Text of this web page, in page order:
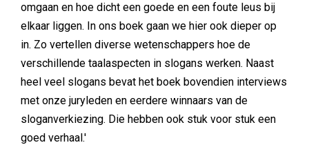
omgaan en hoe dicht een goede en een foute leus bij
elkaar liggen. In ons boek gaan we hier ook dieper op
in. Zo vertellen diverse wetenschappers hoe de
verschillende taalaspecten in slogans werken. Naast
heel veel slogans bevat het boek bovendien interviews
met onze juryleden en eerdere winnaars van de
sloganverkiezing. Die hebben ook stuk voor stuk een
goed verhaal.'